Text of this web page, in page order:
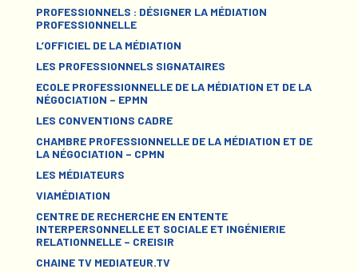
PROFESSIONNELS : DÉSIGNER LA MÉDIATION
PROFESSIONNELLE
L’OFFICIEL DE LA MÉDIATION
LES PROFESSIONNELS SIGNATAIRES
ECOLE PROFESSIONNELLE DE LA MÉDIATION ET DE LA
NÉGOCIATION – EPMN
LES CONVENTIONS CADRE
CHAMBRE PROFESSIONNELLE DE LA MÉDIATION ET DE
LA NÉGOCIATION – CPMN
LES MÉDIATEURS
VIAMÉDIATION
CENTRE DE RECHERCHE EN ENTENTE
INTERPERSONNELLE ET SOCIALE ET INGÉNIERIE
RELATIONNELLE – CREISIR
CHAINE TV MEDIATEUR.TV